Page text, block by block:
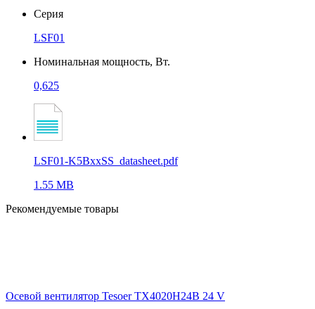
Серия
LSF01
Номинальная мощность, Вт.
0,625
LSF01-K5BxxSS_datasheet.pdf
1.55 MB
Рекомендуемые товары
Осевой вентилятор Tesoer TX4020H24B 24 V